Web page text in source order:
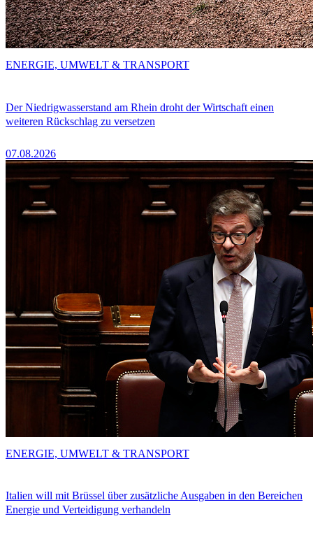
Der Niedrigwasserstand am Rhein droht der Wirtschaft einen
weiteren Rückschlag zu versetzen
07.08.2026
ENERGIE, UMWELT & TRANSPORT
Italien will mit Brüssel über zusätzliche Ausgaben in den Bereichen
Energie und Verteidigung verhandeln
ENERGIE, UMWELT & TRANSPORT